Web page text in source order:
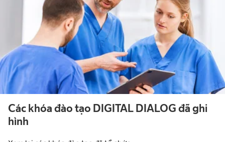
Các khóa đào tạo DIGITAL DIALOG đã ghi
hình​